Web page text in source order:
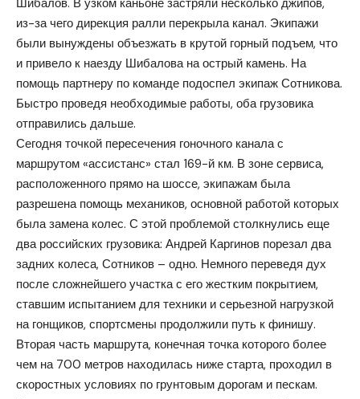
из-за чего дирекция ралли перекрыла канал. Экипажи
были вынуждены объезжать в крутой горный подъем, что
и привело к наезду Шибалова на острый камень. На
помощь партнеру по команде подоспел экипаж Сотникова.
Быстро проведя необходимые работы, оба грузовика
отправились дальше.
Сегодня точкой пересечения гоночного канала с
маршрутом «ассистанс» стал 169-й км. В зоне сервиса,
расположенного прямо на шоссе, экипажам была
разрешена помощь механиков, основной работой которых
была замена колес. С этой проблемой столкнулись еще
два российских грузовика: Андрей Каргинов порезал два
задних колеса, Сотников – одно. Немного переведя дух
после сложнейшего участка с его жестким покрытием,
ставшим испытанием для техники и серьезной нагрузкой
на гонщиков, спортсмены продолжили путь к финишу.
Вторая часть маршрута, конечная точка которого более
чем на 700 метров находилась ниже старта, проходил в
скоростных условиях по грунтовым дорогам и пескам.